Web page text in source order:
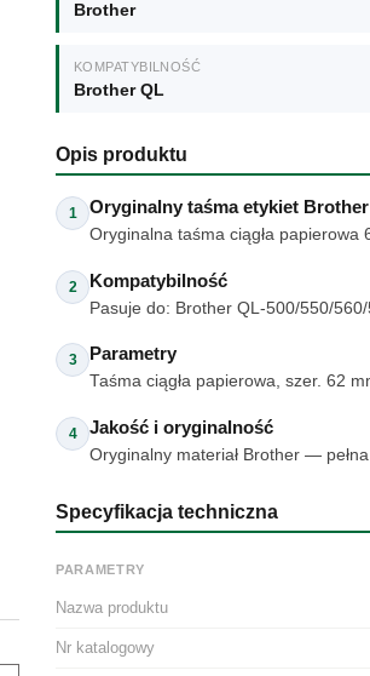
Brother
KOMPATYBILNOŚĆ
Brother QL
Opis produktu
1 Oryginalny taśma etykiet Brother
Oryginalna taśma ciągła
2 Kompatybilność
Pasuje do: Brother QL-500/550/
3 Parametry
Taśma ciągła papierowa, szer. 62
4 Jakość i oryginalność
Oryginalny materiał Brother —
Specyfikacja techniczna
PARAMETRY
Nazwa produktu
Nr katalogowy